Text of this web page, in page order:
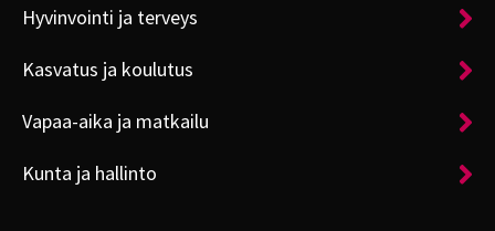
Hyvinvointi ja terveys
Kasvatus ja koulutus
Vapaa-aika ja matkailu
Kunta ja hallinto